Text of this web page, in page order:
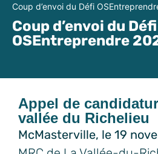
Coup d’envoi du Défi
Coup d’envoi du Défi
OSEntreprendre
Appel de
vallée du Richelieu
McMasterville, le 19